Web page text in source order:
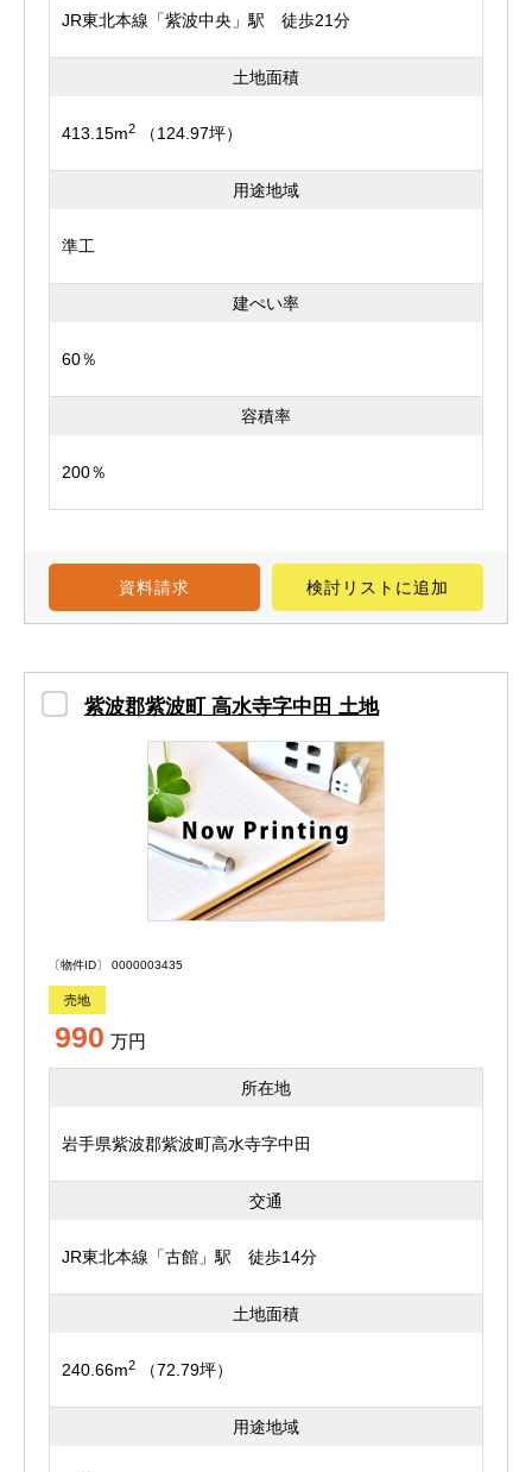
JR東北本線「紫波中央」駅 徒歩21分
土地面積
413.15m2 （124.97坪）
用途地域
準工
建ぺい率
60％
容積率
200％
資料請求 検討リスト に追加
紫波郡紫波町 高水寺字中田 土地
〔物件ID〕 0000003435
売地
990 万円
所在地
岩手県紫波郡紫波町高水寺字中田
交通
JR東北本線「古館」駅 徒歩14分
土地面積
240.66m2 （72.79坪）
用途地域